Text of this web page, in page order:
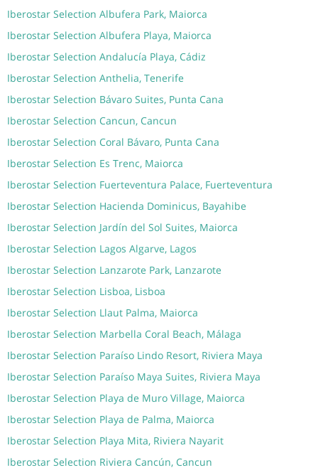
Iberostar Selection Albufera Park, Maiorca
Iberostar Selection Albufera Playa, Maiorca
Iberostar Selection Andalucía Playa, Cádiz
Iberostar Selection Anthelia, Tenerife
Iberostar Selection Bávaro Suites, Punta Cana
Iberostar Selection Cancun, Cancun
Iberostar Selection Coral Bávaro, Punta Cana
Iberostar Selection Es Trenc, Maiorca
Iberostar Selection Fuerteventura Palace, Fuerteventura
Iberostar Selection Hacienda Dominicus, Bayahibe
Iberostar Selection Jardín del Sol Suites, Maiorca
Iberostar Selection Lagos Algarve, Lagos
Iberostar Selection Lanzarote Park, Lanzarote
Iberostar Selection Lisboa, Lisboa
Iberostar Selection Llaut Palma, Maiorca
Iberostar Selection Marbella Coral Beach, Málaga
Iberostar Selection Paraíso Lindo Resort, Riviera Maya
Iberostar Selection Paraíso Maya Suites, Riviera Maya
Iberostar Selection Playa de Muro Village, Maiorca
Iberostar Selection Playa de Palma, Maiorca
Iberostar Selection Playa Mita, Riviera Nayarit
Iberostar Selection Riviera Cancún, Cancun